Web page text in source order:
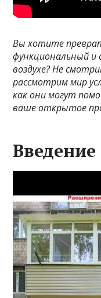
Вы хотите
функциональный
воздухе? Не
рассмотрим мир
как они могут
ваше открытое
Введение